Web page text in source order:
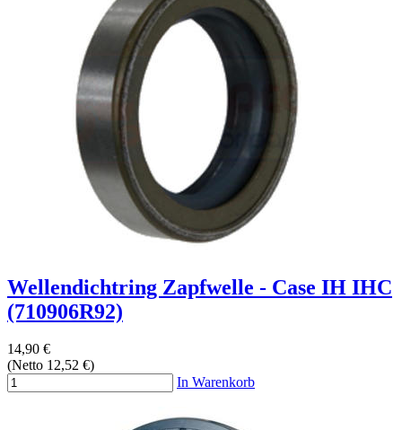
Wellendichtring Zapfwelle - Case IH IHC
(710906R92)
14,90 €
(Netto 12,52 €)
In Warenkorb